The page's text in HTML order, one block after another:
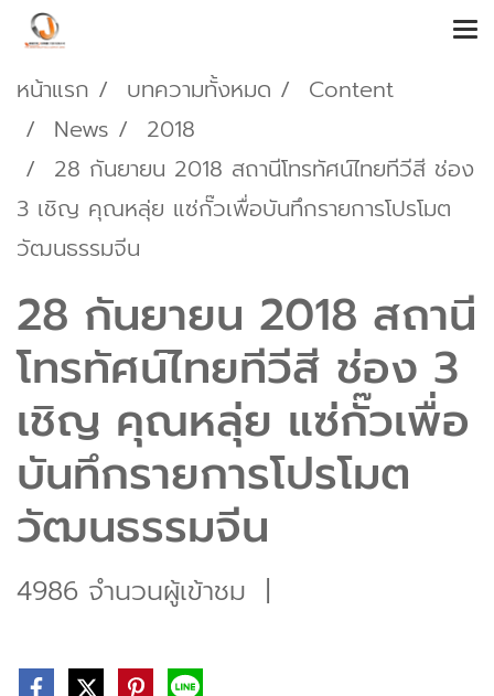
หน้าแรก บทความทั้งหมด
Content
News
2018
28 กันยายน 2018 สถานีโทรทัศน์ไทยทีวีสี ช่อง
3 เชิญ คุณหลุ่ย แซ่กั๊วเพื่อบันทึกรายการโปรโมต
วัฒนธรรมจีน
28 กันยายน 2018 สถานี
โทรทัศน์ไทยทีวีสี ช่อง 3
เชิญ คุณหลุ่ย แซ่กั๊วเพื่อ
บันทึกรายการโปรโมต
วัฒนธรรมจีน
4986 จำนวนผู้เข้าชม |